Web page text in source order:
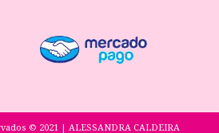
© 2021 | ALESSANDRA CALDEIRA